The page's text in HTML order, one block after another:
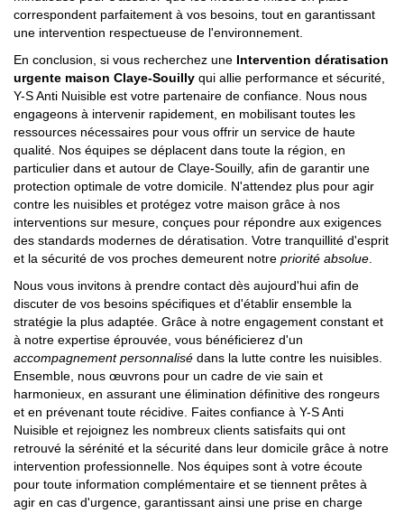
correspondent parfaitement à vos besoins, tout en garantissant
une intervention respectueuse de l'environnement.
En conclusion, si vous recherchez une Intervention dératisation
urgente maison Claye-Souilly qui allie performance et sécurité,
Y-S Anti Nuisible est votre partenaire de confiance. Nous nous
engageons à intervenir rapidement, en mobilisant toutes les
ressources nécessaires pour vous offrir un service de haute
qualité. Nos équipes se déplacent dans toute la région, en
particulier dans et autour de Claye-Souilly, afin de garantir une
protection optimale de votre domicile. N'attendez plus pour agir
contre les nuisibles et protégez votre maison grâce à nos
interventions sur mesure, conçues pour répondre aux exigences
des standards modernes de dératisation. Votre tranquillité d'esprit
et la sécurité de vos proches demeurent notre priorité absolue.
Nous vous invitons à prendre contact dès aujourd'hui afin de
discuter de vos besoins spécifiques et d'établir ensemble la
stratégie la plus adaptée. Grâce à notre engagement constant et
à notre expertise éprouvée, vous bénéficierez d'un
accompagnement personnalisé dans la lutte contre les nuisibles.
Ensemble, nous œuvrons pour un cadre de vie sain et
harmonieux, en assurant une élimination définitive des rongeurs
et en prévenant toute récidive. Faites confiance à Y-S Anti
Nuisible et rejoignez les nombreux clients satisfaits qui ont
retrouvé la sérénité et la sécurité dans leur domicile grâce à notre
intervention professionnelle. Nos équipes sont à votre écoute
pour toute information complémentaire et se tiennent prêtes à
agir en cas d'urgence, garantissant ainsi une prise en charge